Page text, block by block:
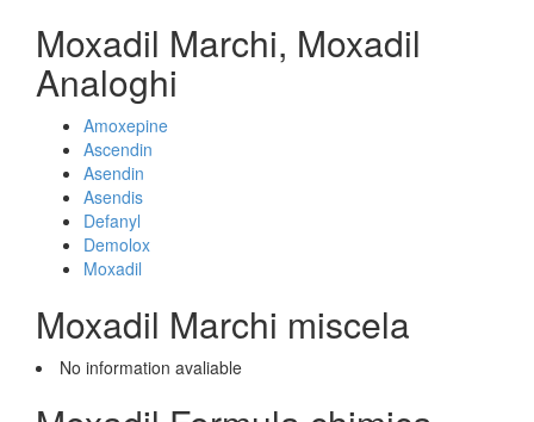
Moxadil Marchi, Moxadil
Analoghi
Amoxepine
Ascendin
Asendin
Asendis
Defanyl
Demolox
Moxadil
Moxadil Marchi miscela
No information avaliable